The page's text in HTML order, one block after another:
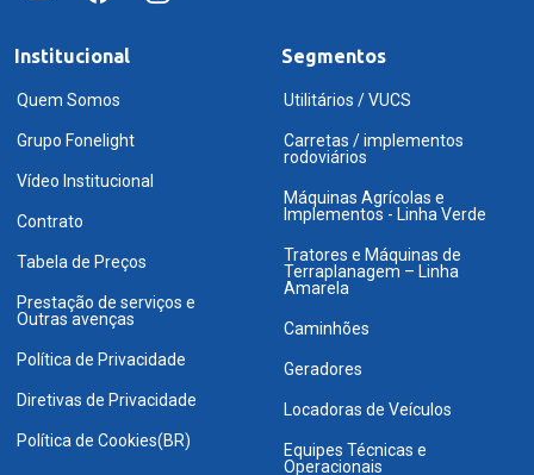
Institucional
Quem Somos
Grupo Fonelight
Vídeo Institucional
Contrato
Tabela de Preços
Prestação de serviços e
Outras avenças
Política de Privacidade
Diretivas de Privacidade
Política de Cookies(BR)
Segmentos
Utilitários / VUCS
Carretas / implementos
rodoviários
Máquinas Agrícolas e
Implementos - Linha Verde
Tratores e Máquinas de
Terraplanagem – Linha
Amarela
Caminhões
Geradores
Locadoras de Veículos
Equipes Técnicas e
Operacionais